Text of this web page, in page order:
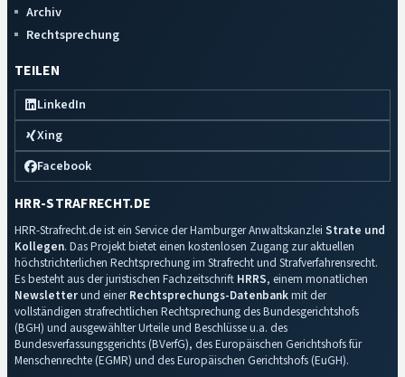
Archiv
Rechtsprechung
TEILEN
LinkedIn
Xing
Facebook
HRR-STRAFRECHT.DE
HRR-Strafrecht.de ist ein Service der Hamburger Anwaltskanzlei Strate und
Kollegen. Das Projekt bietet einen kostenlosen Zugang zur aktuellen
höchstrichterlichen Rechtsprechung im Strafrecht und Strafverfahrensrecht.
Es besteht aus der juristischen Fachzeitschrift HRRS, einem monatlichen
Newsletterund einerRechtsprechungs-Datenbankmit der
vollständigen strafrechtlichen Rechtsprechung des Bundesgerichtshofs
(BGH) und ausgewählter Urteile und Beschlüsse u.a. des
Bundesverfassungsgerichts (BVerfG), des Europäischen Gerichtshofs für
Menschenrechte (EGMR) und des Europäischen Gerichtshofs (EuGH).